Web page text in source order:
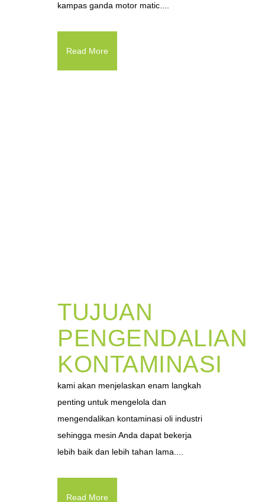
kampas ganda motor matic....
Read More
TUJUAN
PENGENDALIAN
KONTAMINASI
kami akan menjelaskan enam langkah
penting untuk mengelola dan
mengendalikan kontaminasi oli industri
sehingga mesin Anda dapat bekerja
lebih baik dan lebih tahan lama....
Read More